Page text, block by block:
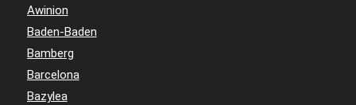
Awinion
Baden-Baden
Bamberg
Barcelona
Bazylea